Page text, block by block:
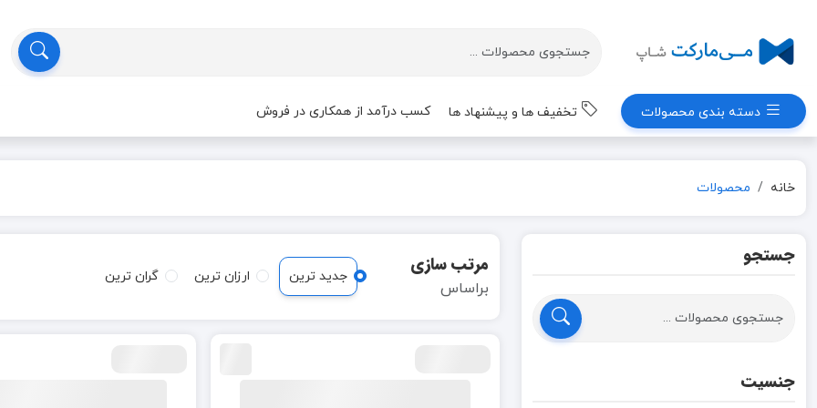
دسته بندی محصولات تخفیف ها و پیشنهاد ها کسب درآمد از همکاری در فروش
خانه محصولات
جستجو
جنسیت
مرتب سازی
براساس
جدید ترین ارزان ترین گران ترین